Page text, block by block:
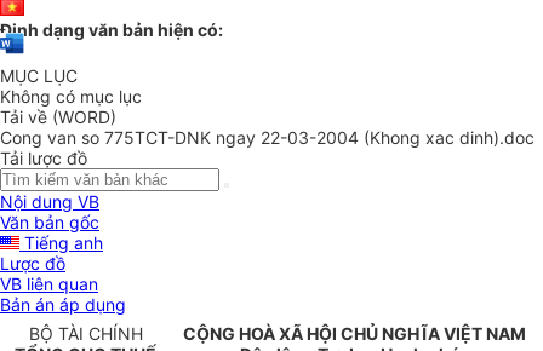
Định dạng văn bản hiện có:
MỤC LỤC
Không có mục lục
Tải về (WORD)
Cong van so 775TCT-DNK ngay 22-03-2004 (Khong xac dinh).doc
Tải lược đồ
Nội dung VB
Văn bản gốc
Tiếng anh
Lược đồ
VB liên quan
Bản án áp dụng
BỘ TÀI CHÍNH
CỘNG HOÀ XÃ HỘI CHỦ NGHĨA VIỆT NAM